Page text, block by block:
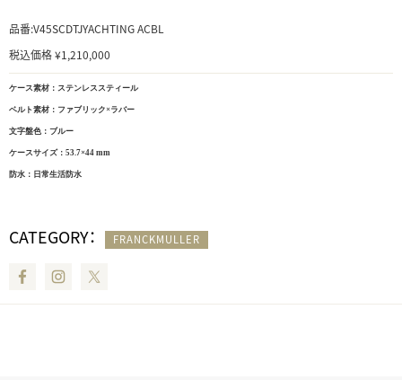
品番:V45SCDTJYACHTING ACBL
税込価格 ¥1,210,000
ケース素材：ステンレススティール
ベルト素材：ファブリック×ラバー
文字盤色：ブルー
ケースサイズ：53.7×44 mm
防水：日常生活防水
CATEGORY： FRANCKMULLER
FacebookInstagram